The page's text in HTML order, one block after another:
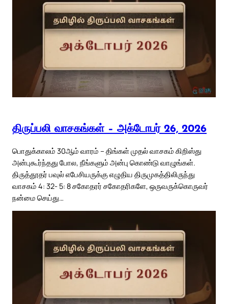
திருப்பலி வாசகங்கள் – அக்டோபர் 26, 2026
பொதுக்காலம் 30ஆம் வாரம் – திங்கள் முதல் வாசகம் கிறிஸ்து
அன்புகூர்ந்தது போல, நீங்களும் அன்பு கொண்டு வாழுங்கள்.
திருத்தூதர் பவுல் எபேசியருக்கு எழுதிய திருமுகத்திலிருந்து
வாசகம் 4: 32- 5: 8 சகோதரர் சகோதரிகளே, ஒருவருக்கொருவர்
நன்மை செய்து…